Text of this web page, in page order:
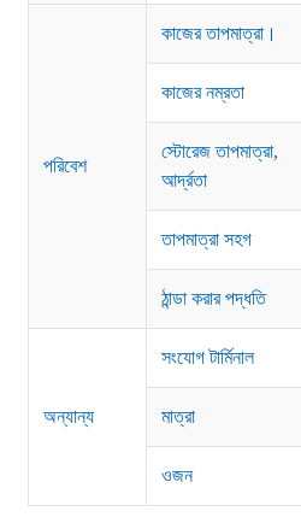
পরিবেশ
কাজের তাপমাত্রা।
কাজের নম্রতা
স্টোরেজ তাপমাত্রা,
আর্দ্রতা
তাপমাত্রা সহগ
ঠান্ডা করার পদ্ধতি
অন্যান্য
সংযোগ টার্মিনাল
মাত্রা
ওজন